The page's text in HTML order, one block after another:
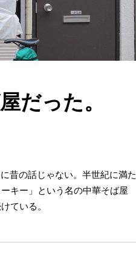
だった。
昔の話じゃない。半世紀に満た
キー」という名の中華そば屋
ている。